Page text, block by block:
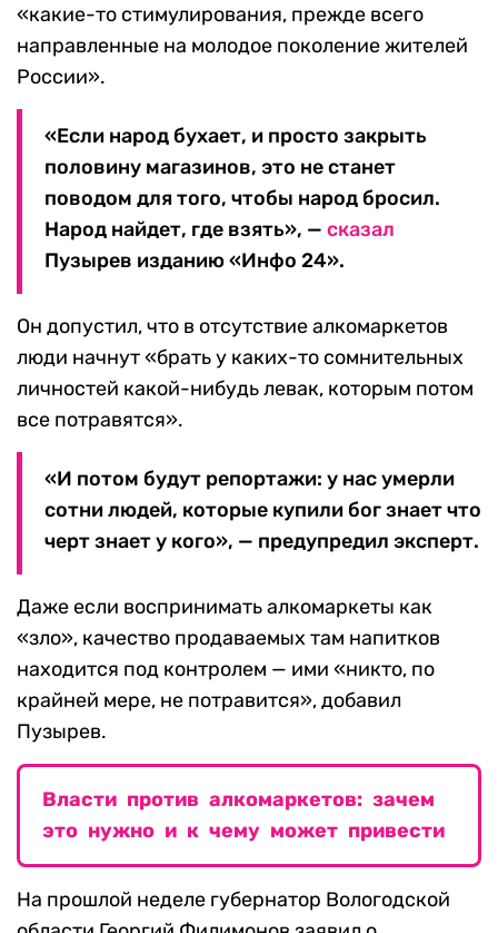
«какие-то стимулирования, прежде всего
направленные на молодое поколение жителей
России».
«Если народ бухает, и просто закрыть
половину магазинов, это не станет
поводом для того, чтобы народ бросил.
Народ найдет, где взять», — сказал
Пузырев изданию «Инфо 24».
Он допустил, что в отсутствие алкомаркетов
люди начнут «брать у каких-то сомнительных
личностей какой-нибудь левак, которым потом
все потравятся».
«И потом будут репортажи: у нас умерли
сотни людей, которые купили бог знает что
черт знает у кого», — предупредил эксперт.
Даже если воспринимать алкомаркеты как
«зло», качество продаваемых там напитков
находится под контролем — ими «никто, по
крайней мере, не потравится», добавил
Пузырев.
Власти против алкомаркетов: зачем
это нужно и к чему может привести
На прошлой неделе губернатор Вологодской